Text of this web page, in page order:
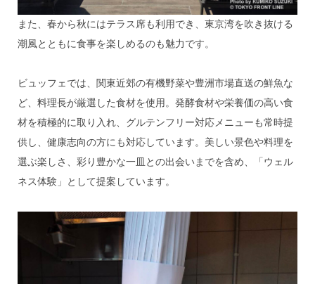
また、春から秋にはテラス席も利用でき、東京湾を吹き抜ける
潮風とともに食事を楽しめるのも魅力です。
ビュッフェでは、関東近郊の有機野菜や豊洲市場直送の鮮魚な
ど、料理長が厳選した食材を使用。発酵食材や栄養価の高い食
材を積極的に取り入れ、グルテンフリー対応メニューも常時提
供し、健康志向の方にも対応しています。美しい景色や料理を
選ぶ楽しさ、彩り豊かな一皿との出会いまでを含め、「ウェル
ネス体験」として提案しています。